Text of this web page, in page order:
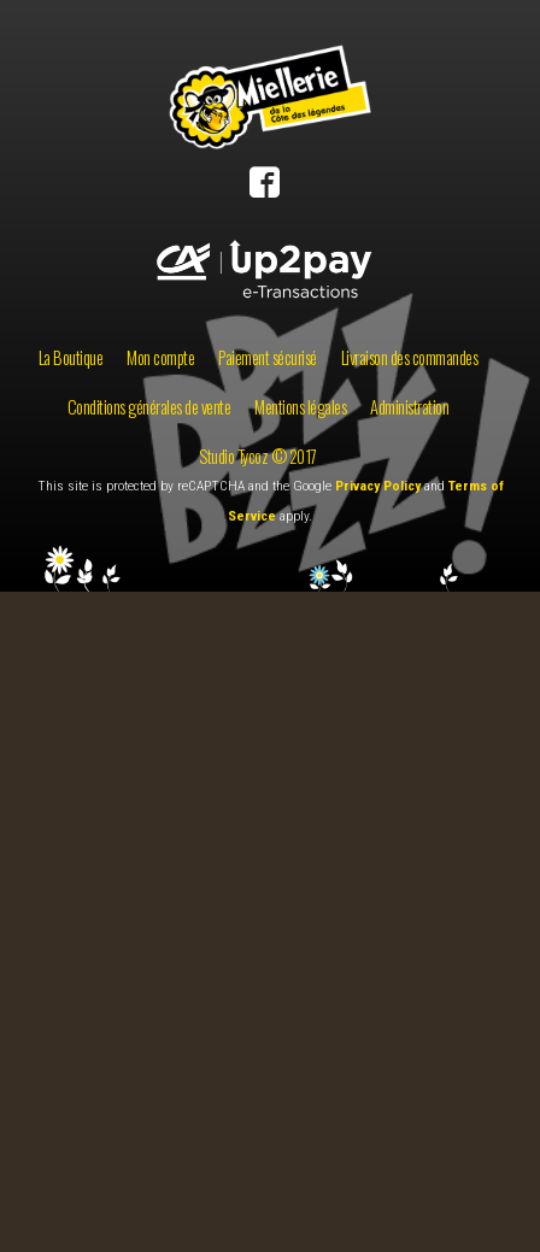
La Boutique Mon compte Paiement sécurisé
Livraison des commandes
Conditions générales de vente
Mentions légales
Administration
Studio Tycoz © 2017
This site is protected by reCAPTCHA and the Google Privacy Policyand Terms of
Serviceapply.